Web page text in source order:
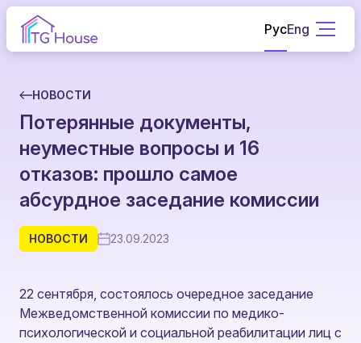
РусEng
НОВОСТИ
Потерянные документы,
неуместные вопросы и 16
отказов: прошло самое
абсурдное заседание комиссии
НОВОСТИ 23.09.2023
22 сентября, состоялось очередное заседание
Межведомственной комиссии по медико-
психологической и социальной реабилитации лиц с